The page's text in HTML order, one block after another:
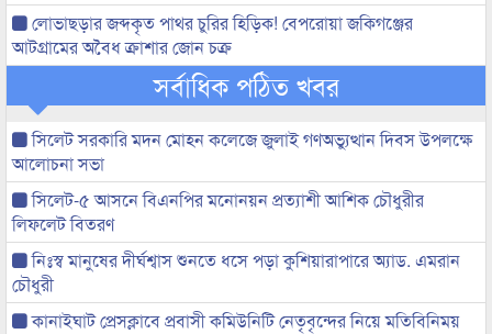
লোভাছড়ার জব্দকৃত পাথর চুরির হিড়িক! বেপরোয়া জকিগঞ্জের
আটগ্রামের অবৈধ ক্রাশার জোন চক্র
সর্বাধিক পঠিত খবর
সিলেট সরকারি মদন মোহন কলেজে জুলাই গণঅভ্যুত্থান দিবস উপলক্ষে
আলোচনা সভা
সিলেট-৫ আসনে বিএনপির মনোনয়ন প্রত্যাশী আশিক চৌধুরীর
লিফলেট বিতরণ
নিঃস্ব মানুষের দীর্ঘশ্বাস শুনতে ধসে পড়া কুশিয়ারাপারে অ্যাড. এমরান
চৌধুরী
কানাইঘাট প্রেসক্লাবে প্রবাসী কমিউনিটি নেতৃবৃন্দের নিয়ে মতিবিনিময়